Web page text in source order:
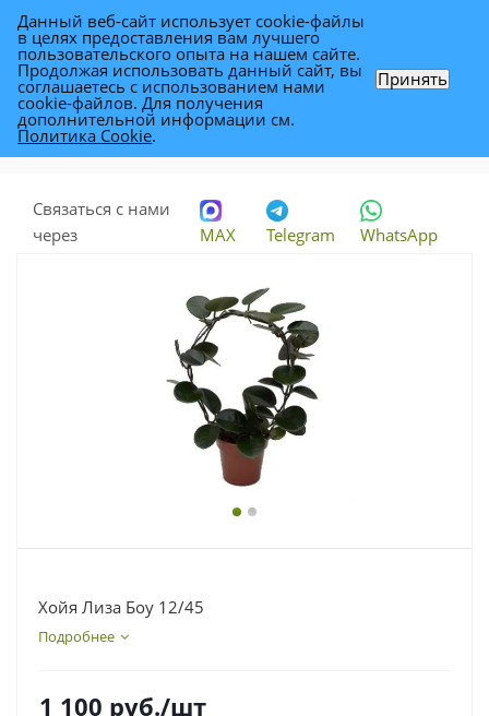
Хойя Лиза Боу 12/45
Каталог - Растения -
Связаться с нами
через
MAX Telegram WhatsApp
Хойя Лиза Боу 12/45
Подробнее
1 100 руб./шт
Данный веб-сайт использует cookie-файлы
в целях предоставления вам лучшего
пользовательского опыта на нашем сайте.
Продолжая использовать данный сайт, вы
соглашаетесь с использованием нами
cookie-файлов. Для получения
дополнительной информации см.
Политика Cookie.
Принять